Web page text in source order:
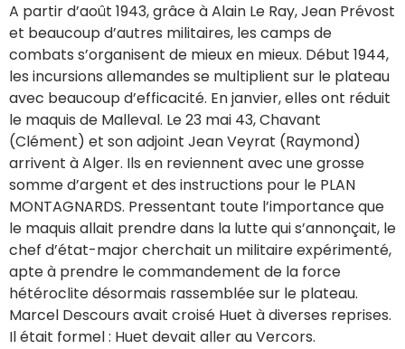
A partir d’août 1943, grâce à Alain Le Ray, Jean Prévost
et beaucoup d’autres militaires, les camps de
combats s’organisent de mieux en mieux. Début 1944,
les incursions allemandes se multiplient sur le plateau
avec beaucoup d’efficacité. En janvier, elles ont réduit
le maquis de Malleval. Le 23 mai 43, Chavant
(Clément) et son adjoint Jean Veyrat (Raymond)
arrivent à Alger. Ils en reviennent avec une grosse
somme d’argent et des instructions pour le PLAN
MONTAGNARDS. Pressentant toute l’importance que
le maquis allait prendre dans la lutte qui s’annonçait, le
chef d’état-major cherchait un militaire expérimenté,
apte à prendre le commandement de la force
hétéroclite désormais rassemblée sur le plateau.
Marcel Descours avait croisé Huet à diverses reprises.
Il était formel : Huet devait aller au Vercors.